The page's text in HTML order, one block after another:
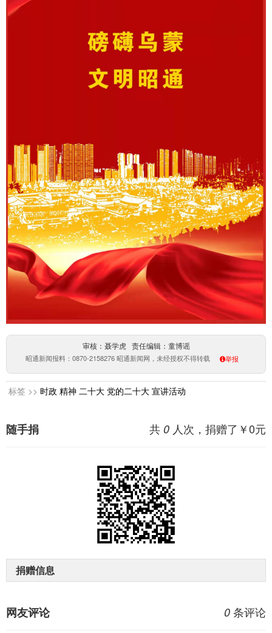
审核：聂学虎 责任编辑：童博谣
昭通新闻报料：0870-2158276 昭通新闻网，未经授权不得转载 举报
标签 >> 时政 精神 二十大 党的二十大 宣讲活动
共 0 人次，捐赠了￥0元
随手捐
捐赠信息
0 条评论
网友评论